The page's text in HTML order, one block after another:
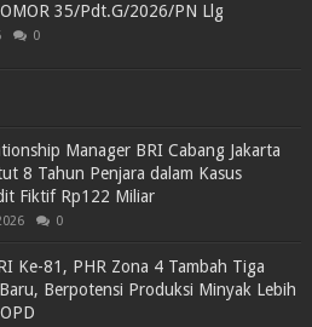
35/Pdt.G/2026/PN Llg
0
Manager BRI Cabang Jakarta
8 Tahun Penjara dalam Kasus
Fiktif Rp122 Miliar
0
Ke-81, PHR Zona 4 Tambah Tiga
Berpotensi Produksi Minyak Lebih